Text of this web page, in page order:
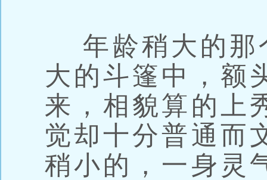
年龄稍大的那
大的斗篷中，额
来，相貌算的上
觉却十分普通而
稍小的，一身灵